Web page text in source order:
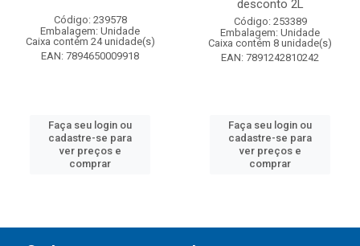
Código: 239578
Embalagem: Unidade
Caixa contém 24 unidade(s)
EAN: 7894650009918
Faça seu login ou
cadastre-se para
ver preços e
comprar
desconto 2L
Código: 253389
Embalagem: Unidade
Caixa contém 8 unidade(s)
EAN: 7891242810242
Faça seu login ou
cadastre-se para
ver preços e
comprar